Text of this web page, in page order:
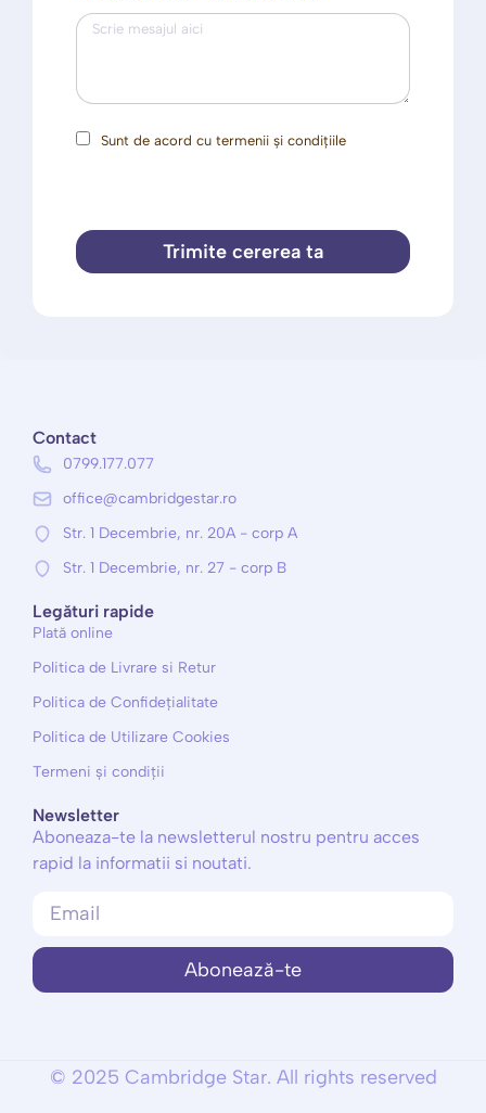
Sunt de acord cu termenii și condițiile
Trimite cererea ta
Contact
0799.177.077
office@cambridgestar.ro
Str. 1 Decembrie, nr. 20A - corp A
Str. 1 Decembrie, nr. 27 - corp B
Legături rapide
Plată online
Politica de Livrare si Retur
Politica de Confidețialitate
Politica de Utilizare Cookies
Termeni și condiții
Newsletter
Aboneaza-te la newsletterul nostru pentru acces
rapid la informatii si noutati.
Abonează-te
© 2025 Cambridge Star. All rights reserved